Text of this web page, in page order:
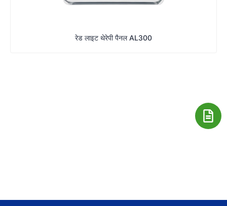
रेड लाइट थेरेपी पैनल AL300